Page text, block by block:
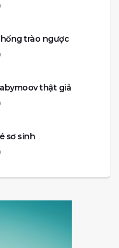
trào ngược
thật giả
sơ sinh